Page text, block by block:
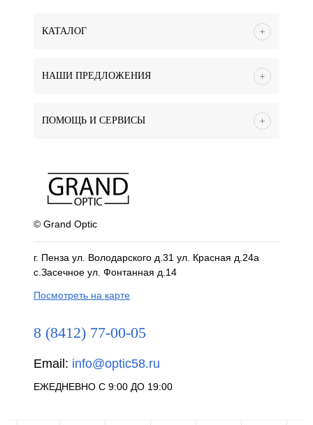
КАТАЛОГ
НАШИ ПРЕДЛОЖЕНИЯ
ПОМОЩЬ И СЕРВИСЫ
© Grand Optic
г. Пенза ул. Володарского д.31 ул. Красная д.24а
с.Засечное ул. Фонтанная д.14
Посмотреть на карте
8 (8412) 77-00-05
Email: info@optic58.ru
ЕЖЕДНЕВНО С 9:00 ДО 19:00